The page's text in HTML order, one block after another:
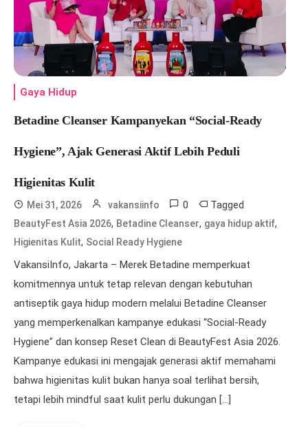
Gaya Hidup
Betadine Cleanser Kampanyekan “Social-Ready
Hygiene”, Ajak Generasi Aktif Lebih Peduli
Higienitas Kulit
Mei 31, 2026 vakansiinfo 0 Tagged
BeautyFest Asia 2026, Betadine Cleanser, gaya hidup aktif,
Higienitas Kulit, Social Ready Hygiene
VakansiInfo, Jakarta – Merek Betadine memperkuat
komitmennya untuk tetap relevan dengan kebutuhan
antiseptik gaya hidup modern melalui Betadine Cleanser
yang memperkenalkan kampanye edukasi “Social-Ready
Hygiene” dan konsep Reset Clean di BeautyFest Asia 2026.
Kampanye edukasi ini mengajak generasi aktif memahami
bahwa higienitas kulit bukan hanya soal terlihat bersih,
tetapi lebih mindful saat kulit perlu dukungan […]